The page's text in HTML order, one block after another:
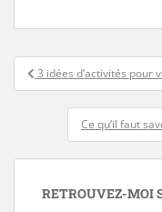
Navigation
de
l’article
3 idées d’activités pour
Ce qu’il faut
RETROUVEZ-MOI